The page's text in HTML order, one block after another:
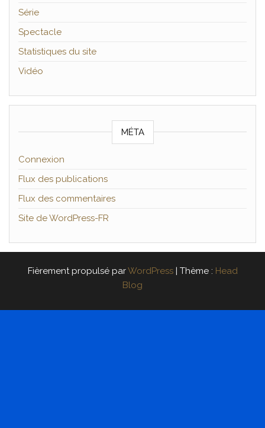
Série
Spectacle
Statistiques du site
Vidéo
MÉTA
Connexion
Flux des publications
Flux des commentaires
Site de WordPress-FR
Fièrement propulsé parWordPress | Thème : Head
Blog